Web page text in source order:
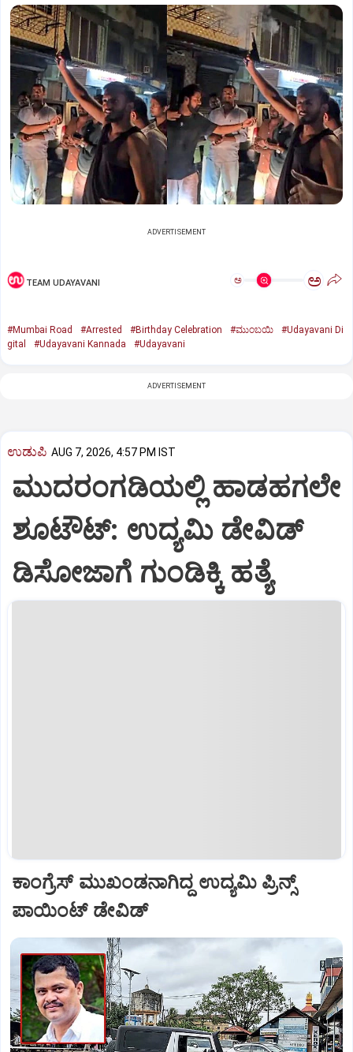
ADVERTISEMENT
TEAM UDAYAVANI ಅ ಅ
#Mumbai Road #Arrested #Birthday Celebration #ಮುಂಬಯಿ
#Udayavani Di
gital
#Udayavani Kannada #Udayavani
ADVERTISEMENT
ಉಡುಪಿ AUG 7, 2026, 4:57 PM IST
ಮುದರಂಗಡಿಯಲ್ಲಿ ಹಾಡಹಗಲೇ
ಶೂಟೌಟ್:‌ ಉದ್ಯಮಿ ಡೇವಿಡ್‌
ಡಿಸೋಜಾಗೆ ಗುಂಡಿಕ್ಕಿ ಹತ್ಯೆ
ಕಾಂಗ್ರೆಸ್‌ ಮುಖಂಡನಾಗಿದ್ದ ಉದ್ಯಮಿ ಪ್ರಿನ್ಸ್‌
ಪಾಯಿಂಟ್‌ ಡೇವಿಡ್‌